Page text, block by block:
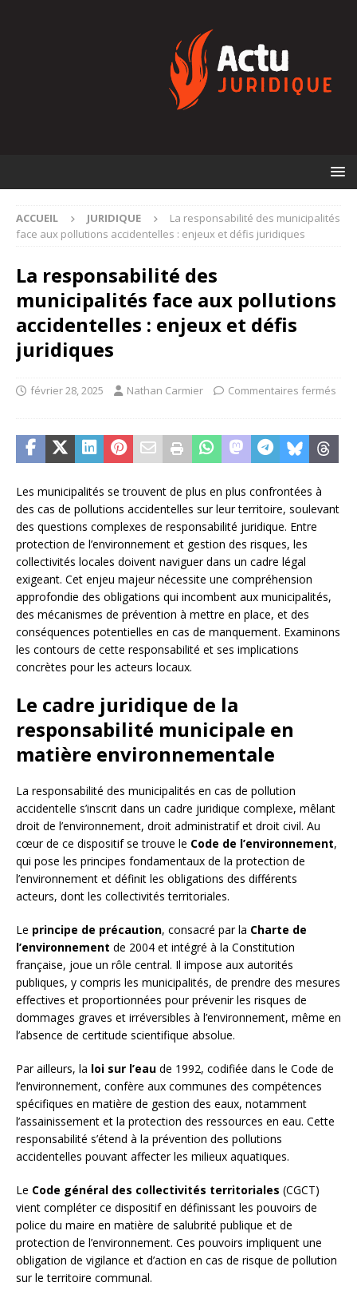
ACCUEIL JURIDIQUE
La responsabilité des municipalités
face aux pollutions accidentelles : enjeux et défis juridiques
La responsabilité des
municipalités face aux pollutions
accidentelles : enjeux et défis
juridiques
février 28, 2025 Nathan Carmier Commentaires fermés
Les municipalités se trouvent de plus en plus confrontées à
des cas de pollutions accidentelles sur leur territoire, soulevant
des questions complexes de responsabilité juridique. Entre
protection de l’environnement et gestion des risques, les
collectivités locales doivent naviguer dans un cadre légal
exigeant. Cet enjeu majeur nécessite une compréhension
approfondie des obligations qui incombent aux municipalités,
des mécanismes de prévention à mettre en place, et des
conséquences potentielles en cas de manquement. Examinons
les contours de cette responsabilité et ses implications
concrètes pour les acteurs locaux.
Le cadre juridique de la
responsabilité municipale en
matière environnementale
La responsabilité des municipalités en cas de pollution
accidentelle s’inscrit dans un cadre juridique complexe, mêlant
droit de l’environnement, droit administratif et droit civil. Au
cœur de ce dispositif se trouve le Code de l’environnement,
qui pose les principes fondamentaux de la protection de
l’environnement et définit les obligations des différents
acteurs, dont les collectivités territoriales.
Le principe de précaution, consacré par la Charte de
l’environnement de 2004 et intégré à la Constitution
française, joue un rôle central. Il impose aux autorités
publiques, y compris les municipalités, de prendre des mesures
effectives et proportionnées pour prévenir les risques de
dommages graves et irréversibles à l’environnement, même en
l’absence de certitude scientifique absolue.
Par ailleurs, la loi sur l’eau de 1992, codifiée dans le Code de
l’environnement, confère aux communes des compétences
spécifiques en matière de gestion des eaux, notamment
l’assainissement et la protection des ressources en eau. Cette
responsabilité s’étend à la prévention des pollutions
accidentelles pouvant affecter les milieux aquatiques.
Le Code général des collectivités territoriales (CGCT)
vient compléter ce dispositif en définissant les pouvoirs de
police du maire en matière de salubrité publique et de
protection de l’environnement. Ces pouvoirs impliquent une
obligation de vigilance et d’action en cas de risque de pollution
sur le territoire communal.